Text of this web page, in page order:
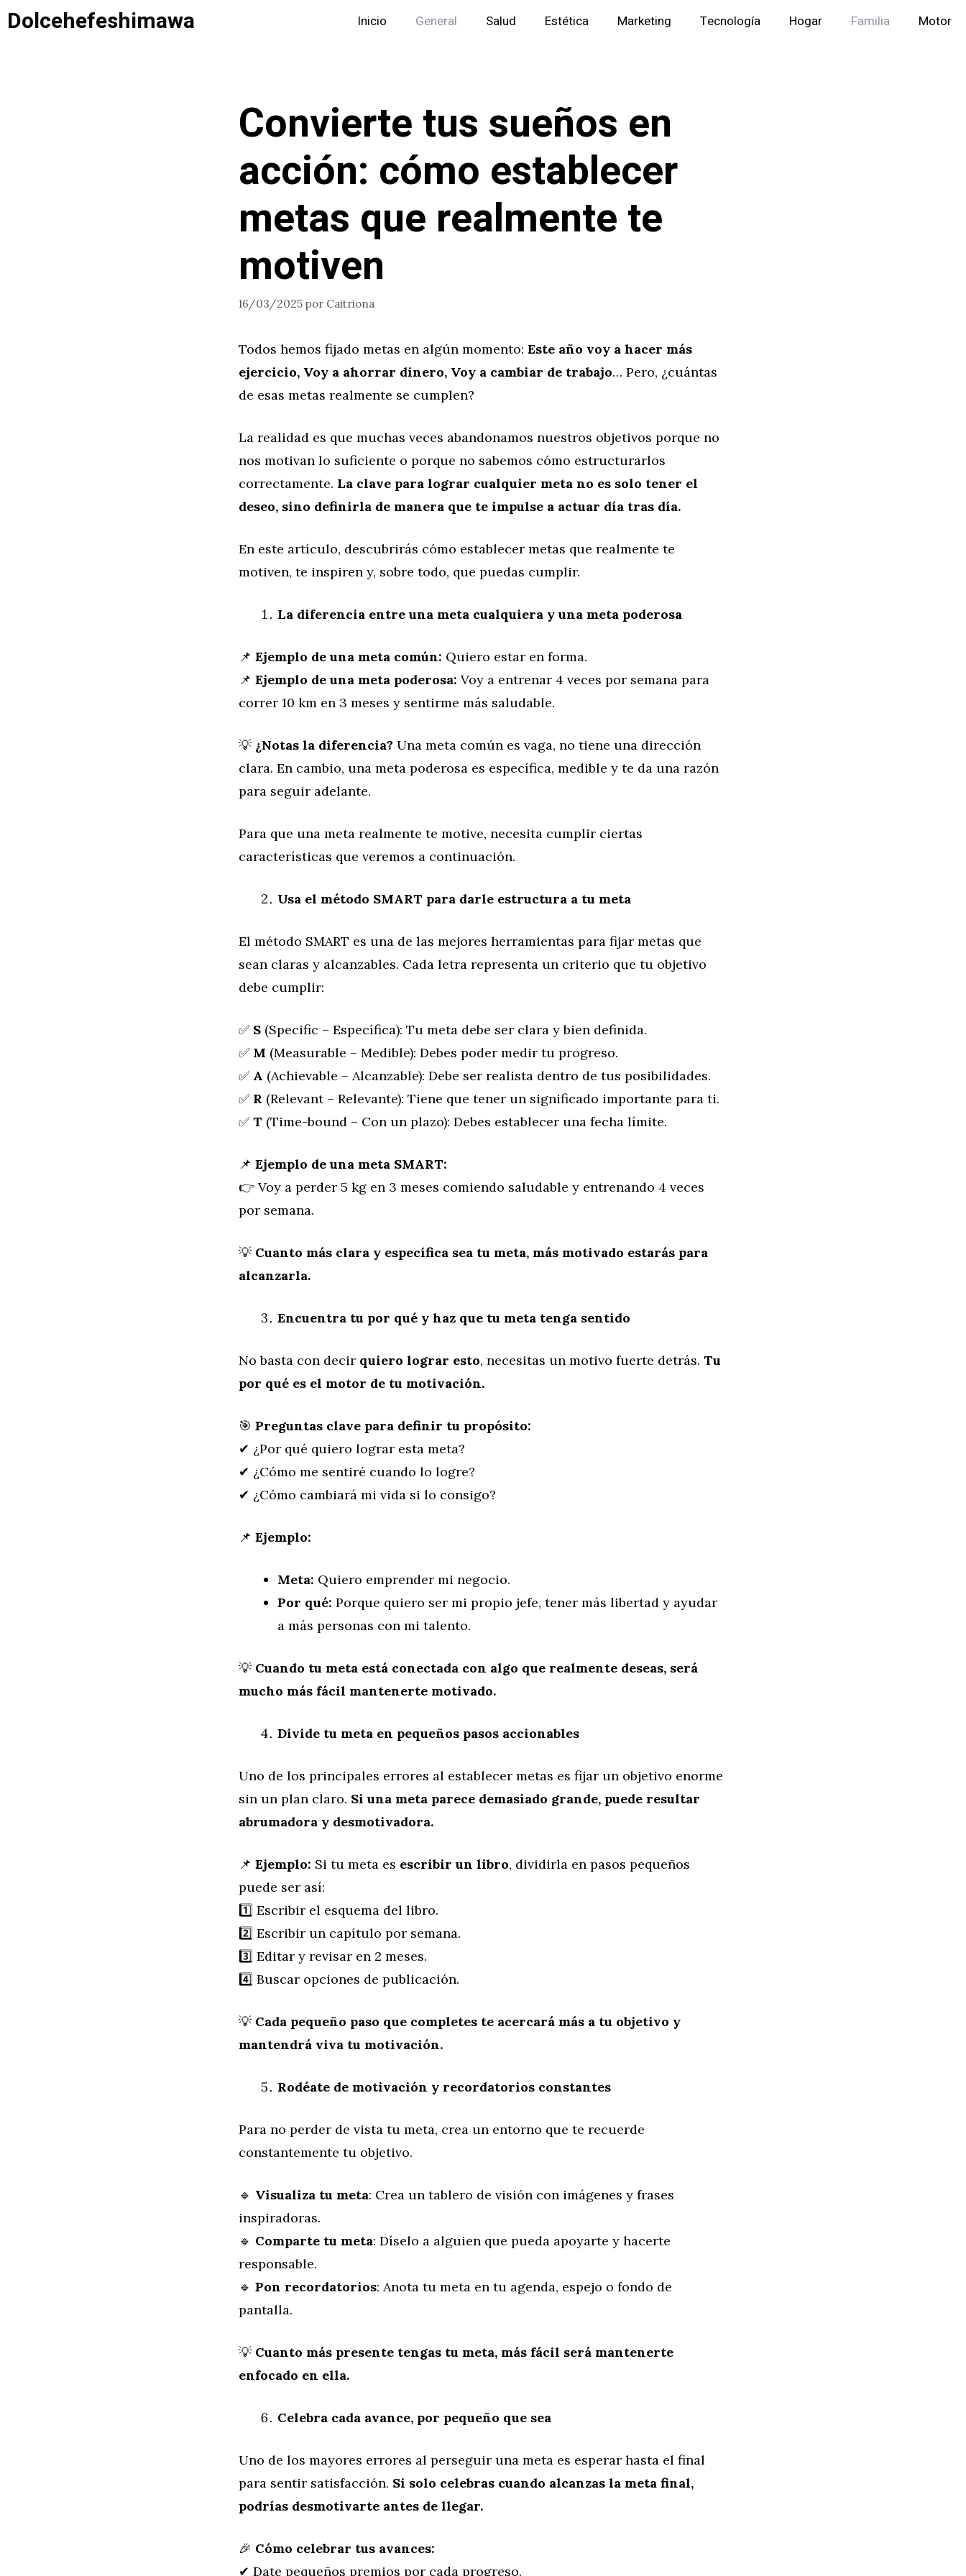
Saltar
alDolcehefeshimawa Inicio General Salud Estética Marketing Tecnología Hogar Familia Motor
Convierte tus sueños en
acción: cómo establecer
metas que realmente te
motiven
16/03/2025 por Caitriona
Todos hemos fijado metas en algún momento: Este año voy a hacer más
ejercicio, Voy a ahorrar dinero, Voy a cambiar de trabajo… Pero, ¿cuántas
de esas metas realmente se cumplen?
La realidad es que muchas veces abandonamos nuestros objetivos porque no
nos motivan lo suficiente o porque no sabemos cómo estructurarlos
correctamente. La clave para lograr cualquier meta no es solo tener el
deseo, sino definirla de manera que te impulse a actuar día tras día.
En este artículo, descubrirás cómo establecer metas que realmente te
motiven, te inspiren y, sobre todo, que puedas cumplir.
La diferencia entre una meta cualquiera y una meta poderosa
📌 Ejemplo de una meta común: Quiero estar en forma.
📌 Ejemplo de una meta poderosa: Voy a entrenar 4 veces por semana para
correr 10 km en 3 meses y sentirme más saludable.
💡 ¿Notas la diferencia? Una meta común es vaga, no tiene una dirección
clara. En cambio, una meta poderosa es específica, medible y te da una razón
para seguir adelante.
Para que una meta realmente te motive, necesita cumplir ciertas
características que veremos a continuación.
Usa el método SMART para darle estructura a tu meta
El método SMART es una de las mejores herramientas para fijar metas que
sean claras y alcanzables. Cada letra representa un criterio que tu objetivo
debe cumplir:
✅ S (Specific – Específica): Tu meta debe ser clara y bien definida.
✅ M (Measurable – Medible): Debes poder medir tu progreso.
✅ A (Achievable – Alcanzable): Debe ser realista dentro de tus posibilidades.
✅ R (Relevant – Relevante): Tiene que tener un significado importante para ti.
✅ T (Time-bound – Con un plazo): Debes establecer una fecha límite.
📌 Ejemplo de una meta SMART:
👉 Voy a perder 5 kg en 3 meses comiendo saludable y entrenando 4 veces
por semana.
💡 Cuanto más clara y específica sea tu meta, más motivado estarás para
alcanzarla.
Encuentra tu por qué y haz que tu meta tenga sentido
No basta con decir quiero lograr esto, necesitas un motivo fuerte detrás. Tu
por qué es el motor de tu motivación.
🎯 Preguntas clave para definir tu propósito:
✔ ¿Por qué quiero lograr esta meta?
✔ ¿Cómo me sentiré cuando lo logre?
✔ ¿Cómo cambiará mi vida si lo consigo?
📌 Ejemplo:
Meta: Quiero emprender mi negocio.
Por qué: Porque quiero ser mi propio jefe, tener más libertad y ayudar
a más personas con mi talento.
💡 Cuando tu meta está conectada con algo que realmente deseas, será
mucho más fácil mantenerte motivado.
Divide tu meta en pequeños pasos accionables
Uno de los principales errores al establecer metas es fijar un objetivo enorme
sin un plan claro. Si una meta parece demasiado grande, puede resultar
abrumadora y desmotivadora.
📌 Ejemplo: Si tu meta es escribir un libro, dividirla en pasos pequeños
puede ser así:
1️⃣ Escribir el esquema del libro.
2️⃣ Escribir un capítulo por semana.
3️⃣ Editar y revisar en 2 meses.
4️⃣ Buscar opciones de publicación.
💡 Cada pequeño paso que completes te acercará más a tu objetivo y
mantendrá viva tu motivación.
Rodéate de motivación y recordatorios constantes
Para no perder de vista tu meta, crea un entorno que te recuerde
constantemente tu objetivo.
🔹 Visualiza tu meta: Crea un tablero de visión con imágenes y frases
inspiradoras.
🔹 Comparte tu meta: Díselo a alguien que pueda apoyarte y hacerte
responsable.
🔹 Pon recordatorios: Anota tu meta en tu agenda, espejo o fondo de
pantalla.
💡 Cuanto más presente tengas tu meta, más fácil será mantenerte
enfocado en ella.
Celebra cada avance, por pequeño que sea
Uno de los mayores errores al perseguir una meta es esperar hasta el final
para sentir satisfacción. Si solo celebras cuando alcanzas la meta final,
podrías desmotivarte antes de llegar.
🎉 Cómo celebrar tus avances:
✔ Date pequeños premios por cada progreso.